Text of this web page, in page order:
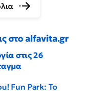
στο alfavita.gr
στις 26
Fun Park: Το